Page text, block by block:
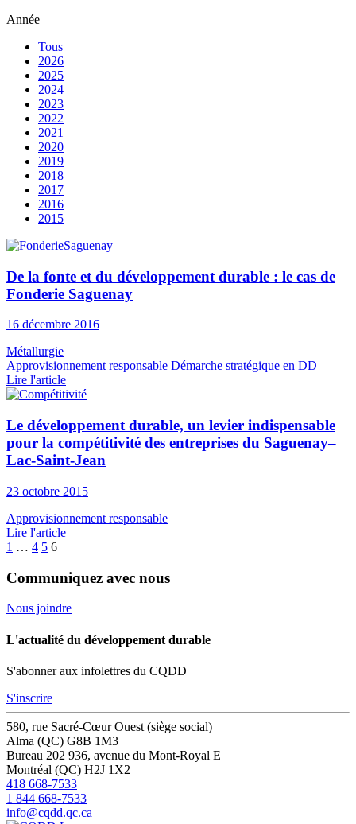
Année
Tous
2026
2025
2024
2023
2022
2021
2020
2019
2018
2017
2016
2015
De la fonte et du développement durable : le cas de
Fonderie Saguenay
16 décembre 2016
Métallurgie
Approvisionnement responsable Démarche stratégique en DD
Lire l'article
Le développement durable, un levier indispensable
pour la compétitivité des entreprises du Saguenay–
Lac-Saint-Jean
23 octobre 2015
Approvisionnement responsable
Lire l'article
1 … 4 5 6
Communiquez avec nous
Nous joindre
L'actualité du développement durable
S'abonner aux infolettres du CQDD
S'inscrire
580, rue Sacré-Cœur Ouest (siège social)
Alma (QC) G8B 1M3
Bureau 202 936, avenue du Mont-Royal E
Montréal (QC) H2J 1X2
418 668-7533
1 844 668-7533
info@cqdd.qc.ca